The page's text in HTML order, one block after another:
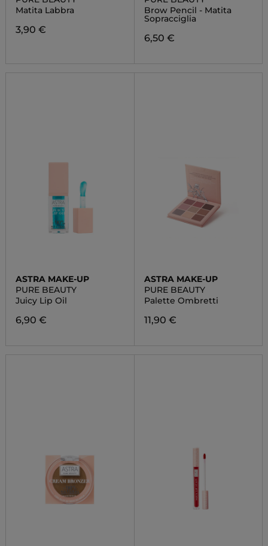
Matita Labbra
3,90 €
Brow Pencil - Matita
Sopracciglia
6,50 €
ASTRA MAKE-UP
PURE BEAUTY
Juicy Lip Oil
6,90 €
ASTRA MAKE-UP
PURE BEAUTY
Palette Ombretti
11,90 €